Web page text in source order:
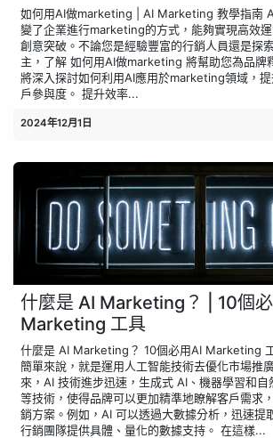
如何用AI做marketing | AI Marketing 教學指南
變了企業進行marketing的方式，能夠實現高效
創意突破。不論您是經驗豐富的行銷人員還是探
主，了解 如何用AI做marketing 將幫助您為品牌
將深入探討如何利用AI應用於marketing領域，
戶參與度。 提升效率...
2024年12月1日
什麼是 AI Marketing？ | 10個
Marketing 工具
什麼是 AI Marketing？ 10個必用AI Marketing
簡單來說，就是運用人工智能技術去優化市場推
來，AI 技術進步迅速，生成式 AI、機器學習和自
等技術，使得品牌可以更加精準地瞭解客戶需求
銷方案。例如，AI 可以透過大數據分析，迅速提
行銷團隊提供具體、量化的數據支持。 在這樣...